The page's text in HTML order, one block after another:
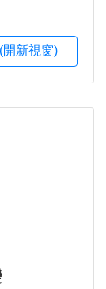
新視窗)